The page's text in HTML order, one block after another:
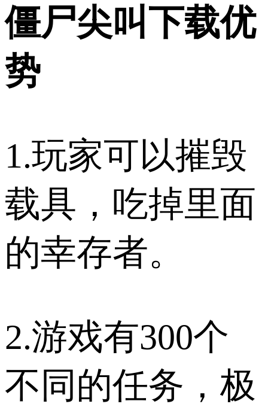
僵尸尖叫下载优
势
1.玩家可以摧毁
载具，吃掉里面
的幸存者。
2.游戏有300个
不同的任务，极